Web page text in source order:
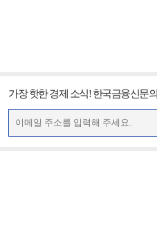
가장 핫한 경제 소식! 한국금융신문의